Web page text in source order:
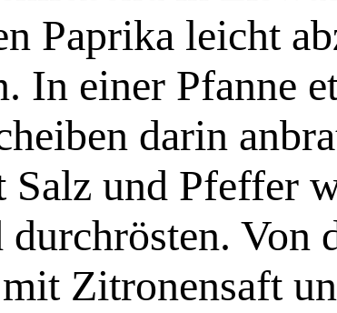
Paprika leicht
In einer Pfanne
darin
und Pfeffer
Von
Zitronensaft